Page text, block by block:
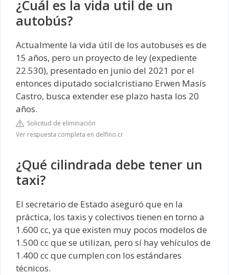
¿Cuál es la vida util de un
autobús?
Actualmente la vida útil de los autobuses es de
15 años, pero un proyecto de ley (expediente
22.530), presentado en junio del 2021 por el
entonces diputado socialcristiano Erwen Masís
Castro, busca extender ese plazo hasta los 20
años.
Solicitud de eliminación
Ver respuesta completa en delfino.cr
¿Qué cilindrada debe tener un
taxi?
El secretario de Estado aseguró que en la
práctica, los taxis y colectivos tienen en torno a
1.600 cc, ya que existen muy pocos modelos de
1.500 cc que se utilizan, pero sí hay vehículos de
1.400 cc que cumplen con los estándares
técnicos.